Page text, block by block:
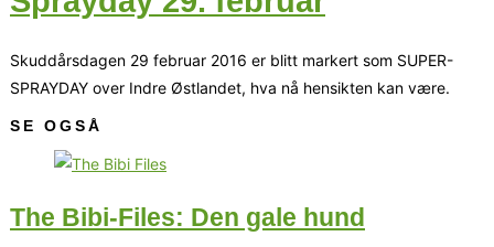
Skuddårsdagen 29 februar 2016 er blitt markert som SUPER-
SPRAYDAY over Indre Østlandet, hva nå hensikten kan være.
SE OGSÅ
The Bibi-Files: Den gale hund